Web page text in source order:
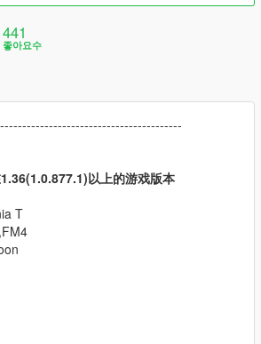
441
좋아요수
以上的游戏版本
T